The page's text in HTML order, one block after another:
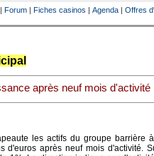
| Forum | Fiches casinos | Agenda | Offres
après neuf mois d'activité
les actifs du groupe barrière
d'euros après neuf mois d'activité.